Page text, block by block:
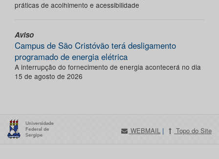
práticas de acolhimento e acessibilidade
Aviso
Campus de São Cristóvão terá desligamento
programado de energia elétrica
A interrupção do fornecimento de energia acontecerá no dia
15 de agosto de 2026
WEBMAIL | Topo do Site